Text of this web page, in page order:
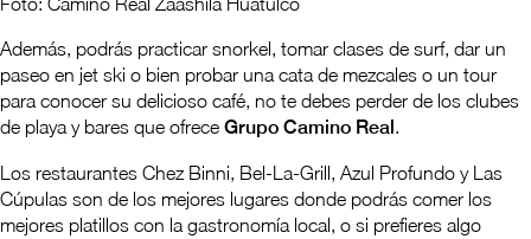
Además, podrás practicar snorkel, tomar clases de surf, dar un
paseo en jet ski o bien probar una cata de mezcales o un tour
para conocer su delicioso café, no te debes perder de los clubes
de playa y bares que ofrece Grupo Camino Real .
Los restaurantes Chez Binni, Bel-La-Grill, Azul Profundo y Las
Cúpulas son de los mejores lugares donde podrás comer los
mejores platillos con la gastronomía local, o si prefieres algo